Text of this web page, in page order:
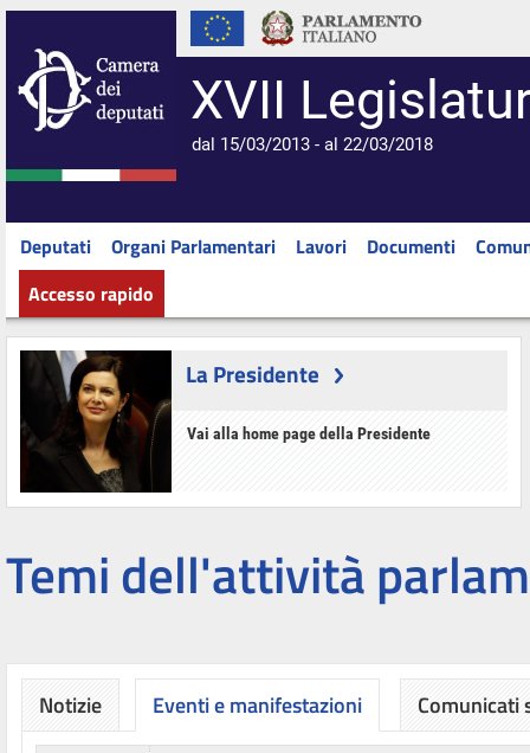
XVII
dal 15/03/2013 - al 22/03/2018
Deputati Organi Parlamentari Lavori Documenti
Accesso rapido
La Presidente
Vai alla home page della Presidente
Temi dell'attività
Notizie Eventi e manifestazioni Comunicati